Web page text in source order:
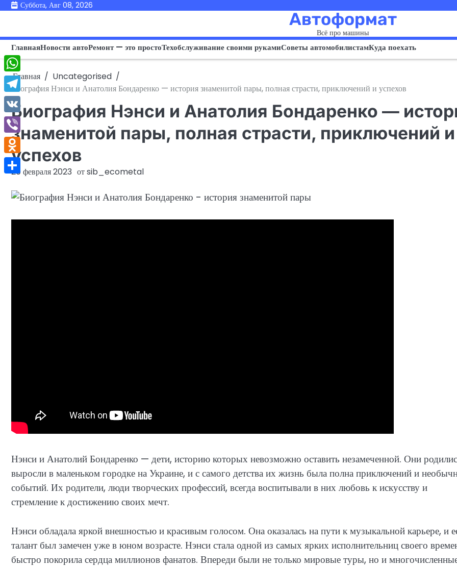
ПерейтиСуббота, Авг 08, 2026
Автоформат
Всё про машины
ГлавнаяНовости автоРемонт — это простоТехобслуживание своими рукамиСоветы автомобилистамКуда поехать
Главная
Uncategorised
Биография Нэнси и Анатолия Бондаренко — история знаменитой пары, полная страсти, приключений и успехов
Биография Нэнси и Анатолия Бондаренко —
знаменитой пары, полная страсти, приключений и
успехов
20 февраля 2023 отsib_ecometal
Нэнси и Анатолий Бондаренко — дети, историю которых невозможно оставить незамеченной. Они
выросли в маленьком городке на Украине, и с самого детства их жизнь была полна приключений и
событий. Их родители, люди творческих профессий, всегда воспитывали в них любовь к искусству и
стремление к достижению своих мечт.
Нэнси обладала яркой внешностью и красивым голосом. Она оказалась на пути к музыкальной карьере, и
талант был замечен уже в юном возрасте. Нэнси стала одной из самых ярких исполнительниц своего
быстро покорила сердца миллионов фанатов. Впереди были не только мировые туры, но и
WhatsApp
Telegram
VK
Viber
Odnoklassniki